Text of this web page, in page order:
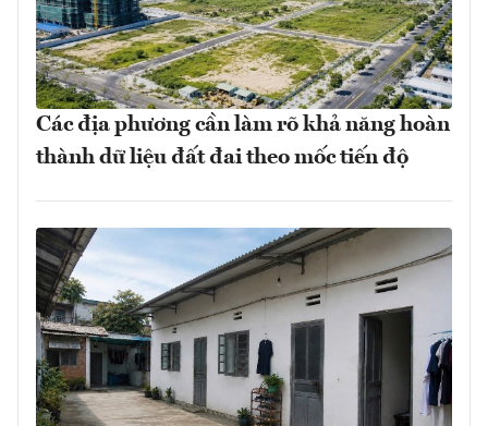
Các địa phương cần làm rõ khả năng hoàn
thành dữ liệu đất đai theo mốc tiến độ